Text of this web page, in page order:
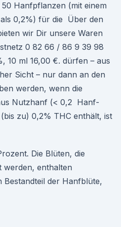
Hanfpflanzen (mit einem
0,2%) für die Über den
wir Dir unsere Waren
0 82 66 / 86 9 39 98
10 ml 16,00 €. dürfen – aus
Sicht – nur dann an den
werden, wenn die
Nutzhanf (< 0,2 Hanf-
zu) 0,2% THC enthält, ist
Die Blüten, die
werden, enthalten
Bestandteil der Hanfblüte,